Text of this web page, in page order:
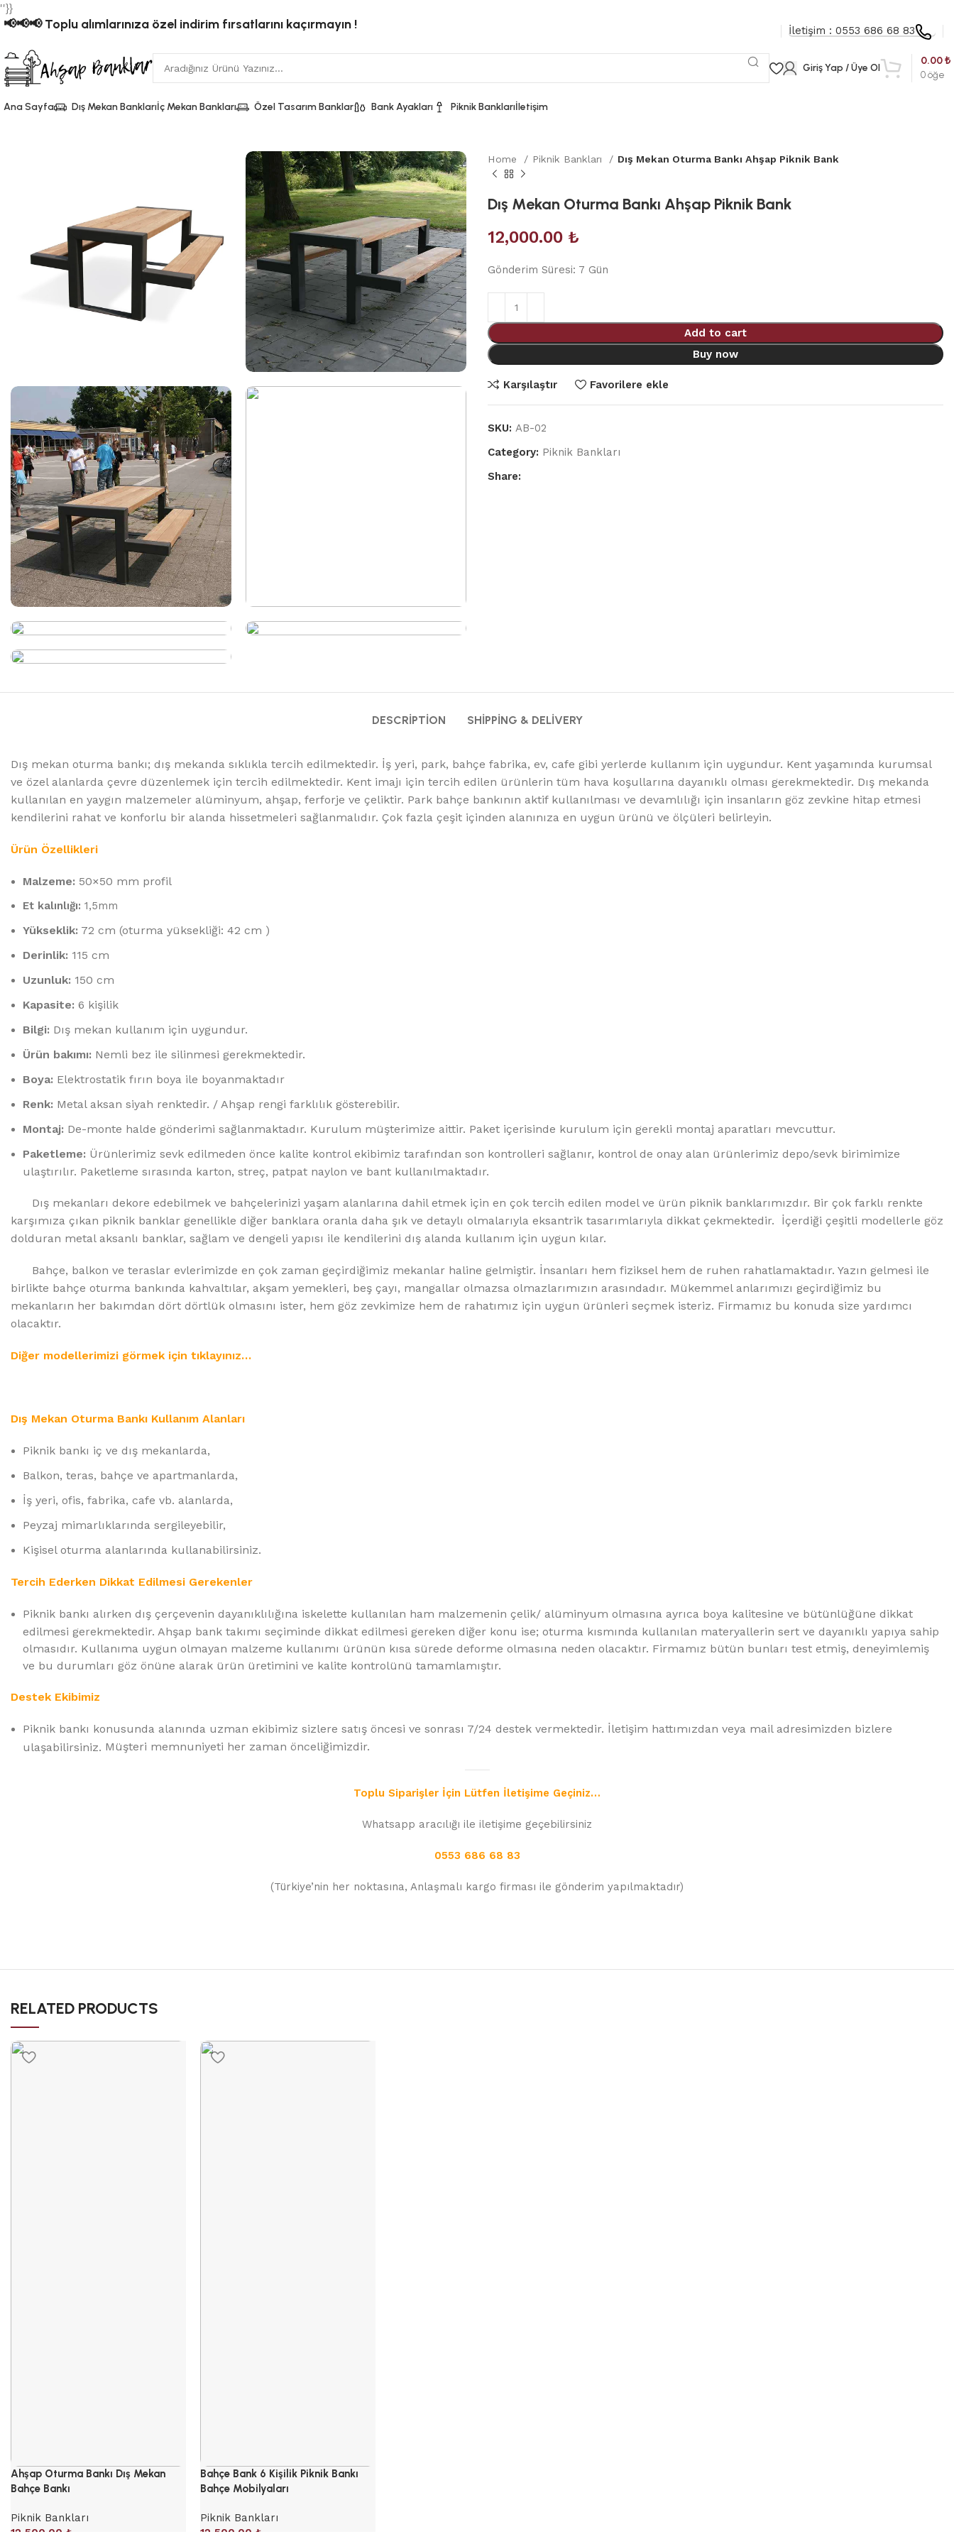
''}}
📢📢📢 Toplu alımlarınıza özel indirim fırsatlarını kaçırmayın ! İletişim : 0553 686 68 83
Giriş Yap / Üye Ol
0 öğe
0.00₺
Ana Sayfa Dış Mekan Banklarıİç Mekan Bankları Özel Tasarım Banklar Bank Ayakları Piknik Banklarıİletişim
Home Piknik Bankları Dış Mekan Oturma Bankı Ahşap Piknik Bank
Dış Mekan Oturma Bankı Ahşap Piknik Bank
12,000.00 ₺
Gönderim Süresi: 7 Gün
Add to cart
Buy now
Karşılaştır Favorilere ekle
SKU: AB-02
Category: Piknik Bankları
Share:
DESCRIPTION SHIPPING & DELIVERY
Dış mekan oturma bankı; dış mekanda sıklıkla tercih edilmektedir. İş yeri, park, bahçe fabrika, ev, cafe gibi yerlerde kullanım için uygundur. Kent yaşamında kurumsal
ve özel alanlarda çevre düzenlemek için tercih edilmektedir. Kent imajı için tercih edilen ürünlerin tüm hava koşullarına dayanıklı olması gerekmektedir. Dış mekanda
kullanılan en yaygın malzemeler alüminyum, ahşap, ferforje ve çeliktir. Park bahçe bankının aktif kullanılması ve devamlılığı için insanların göz zevkine hitap etmesi
kendilerini rahat ve konforlu bir alanda hissetmeleri sağlanmalıdır. Çok fazla çeşit içinden alanınıza en uygun ürünü ve ölçüleri belirleyin.
Ürün Özellikleri
Malzeme: 50×50 mm profil
Et kalınlığı: 1,5mm
Yükseklik: 72 cm (oturma yüksekliği: 42 cm )
Derinlik: 115 cm
Uzunluk: 150 cm
Kapasite: 6 kişilik
Bilgi: Dış mekan kullanım için uygundur.
Ürün bakımı: Nemli bez ile silinmesi gerekmektedir.
Boya: Elektrostatik fırın boya ile boyanmaktadır
Renk: Metal aksan siyah renktedir. / Ahşap rengi farklılık gösterebilir.
Montaj: De-monte halde gönderimi sağlanmaktadır. Kurulum müşterimize aittir. Paket içerisinde kurulum için gerekli montaj aparatları mevcuttur.
Paketleme: Ürünlerimiz sevk edilmeden önce kalite kontrol ekibimiz tarafından son kontrolleri sağlanır, kontrol de onay alan ürünlerimiz depo/sevk birimimize
ulaştırılır. Paketleme sırasında karton, streç, patpat naylon ve bant kullanılmaktadır.
Dış mekanları dekore edebilmek ve bahçelerinizi yaşam alanlarına dahil etmek için en çok tercih edilen model ve ürün piknik banklarımızdır. Bir çok farklı renkte
karşımıza çıkan piknik banklar genellikle diğer banklara oranla daha şık ve detaylı olmalarıyla eksantrik tasarımlarıyla dikkat çekmektedir. İçerdiği çeşitli modellerle göz
dolduran metal aksanlı banklar, sağlam ve dengeli yapısı ile kendilerini dış alanda kullanım için uygun kılar.
Bahçe, balkon ve teraslar evlerimizde en çok zaman geçirdiğimiz mekanlar haline gelmiştir. İnsanları hem fiziksel hem de ruhen rahatlamaktadır. Yazın gelmesi ile
birlikte bahçe oturma bankında kahvaltılar, akşam yemekleri, beş çayı, mangallar olmazsa olmazlarımızın arasındadır. Mükemmel anlarımızı geçirdiğimiz bu
mekanların her bakımdan dört dörtlük olmasını ister, hem göz zevkimize hem de rahatımız için uygun ürünleri seçmek isteriz. Firmamız bu konuda size yardımcı
olacaktır.
Diğer modellerimizi görmek için tıklayınız…
Dış Mekan Oturma Bankı Kullanım Alanları
Piknik bankı iç ve dış mekanlarda,
Balkon, teras, bahçe ve apartmanlarda,
İş yeri, ofis, fabrika, cafe vb. alanlarda,
Peyzaj mimarlıklarında sergileyebilir,
Kişisel oturma alanlarında kullanabilirsiniz.
Tercih Ederken Dikkat Edilmesi Gerekenler
Piknik bankı alırken dış çerçevenin dayanıklılığına iskelette kullanılan ham malzemenin çelik/ alüminyum olmasına ayrıca boya kalitesine ve bütünlüğüne dikkat
edilmesi gerekmektedir. Ahşap bank takımı seçiminde dikkat edilmesi gereken diğer konu ise; oturma kısmında kullanılan materyallerin sert ve dayanıklı yapıya sahip
olmasıdır. Kullanıma uygun olmayan malzeme kullanımı ürünün kısa sürede deforme olmasına neden olacaktır. Firmamız bütün bunları test etmiş, deneyimlemiş
ve bu durumları göz önüne alarak ürün üretimini ve kalite kontrolünü tamamlamıştır.
Destek Ekibimiz
Piknik bankı konusunda alanında uzman ekibimiz sizlere satış öncesi ve sonrası 7/24 destek vermektedir. İletişim hattımızdan veya mail adresimizden bizlere
ulaşabilirsiniz. Müşteri memnuniyeti her zaman önceliğimizdir.
Toplu Siparişler İçin Lütfen İletişime Geçiniz…
Whatsapp aracılığı ile iletişime geçebilirsiniz
0553 686 68 83
(Türkiye’nin her noktasına, Anlaşmalı kargo firması ile gönderim yapılmaktadır)
RELATED PRODUCTS
Ahşap Oturma Bankı Dış Mekan
Bahçe Bankı
Piknik Bankları
12,500.00 ₺
Bahçe Bank 6 Kişilik Piknik Bankı
Bahçe Mobilyaları
Piknik Bankları
12,500.00 ₺